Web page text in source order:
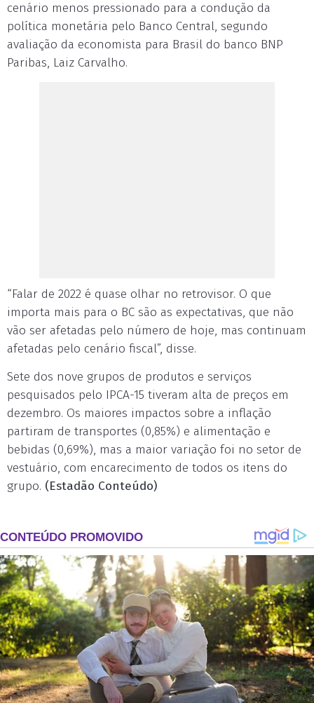
cenário menos pressionado para a condução da
política monetária pelo Banco Central, segundo
avaliação da economista para Brasil do banco BNP
Paribas, Laiz Carvalho.
“Falar de 2022 é quase olhar no retrovisor. O que
importa mais para o BC são as expectativas, que não
vão ser afetadas pelo número de hoje, mas continuam
afetadas pelo cenário fiscal”, disse.
Sete dos nove grupos de produtos e serviços
pesquisados pelo IPCA-15 tiveram alta de preços em
dezembro. Os maiores impactos sobre a inflação
partiram de transportes (0,85%) e alimentação e
bebidas (0,69%), mas a maior variação foi no setor de
vestuário, com encarecimento de todos os itens do
grupo. (Estadão Conteúdo)